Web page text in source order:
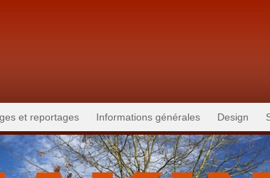
et reportages Informations générales Design